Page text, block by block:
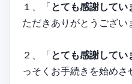
１、「とても感謝してい
ただきありがとうござい
２、「とても感謝してい
っそくお手続きを始めさ